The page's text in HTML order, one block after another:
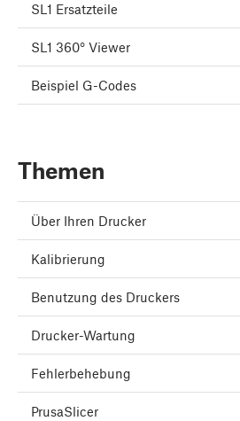
SL1 Ersatzteile
SL1 360° Viewer
Beispiel G-Codes
Themen
Über Ihren Drucker
Kalibrierung
Benutzung des Druckers
Drucker-Wartung
Fehlerbehebung
PrusaSlicer